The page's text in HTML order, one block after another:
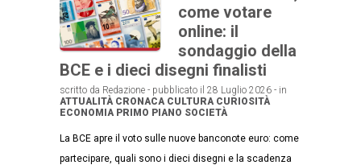
come votare
online: il
sondaggio della
BCE e i dieci disegni finalisti
scritto da Redazione - pubblicato il 28 Luglio 2026 - in
ATTUALITÀ CRONACA CULTURA CURIOSITÀ
ECONOMIA PRIMO PIANO SOCIETÀ
La BCE apre il voto sulle nuove banconote euro: come
partecipare, quali sono i dieci disegni e la scadenza